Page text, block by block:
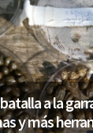
a la
y más